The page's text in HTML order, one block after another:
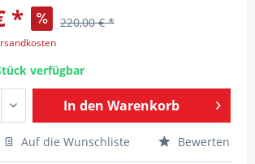
* 220,00 € *
verfügbar
In den Warenkorb
Auf die Wunschliste Bewerten